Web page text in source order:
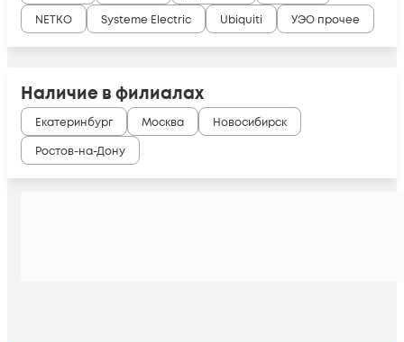
NETKO
Systeme Electric Ubiquiti УЭО прочее
Наличие в филиалах
Екатеринбург Москва
Новосибирск
Ростов-на-Дону